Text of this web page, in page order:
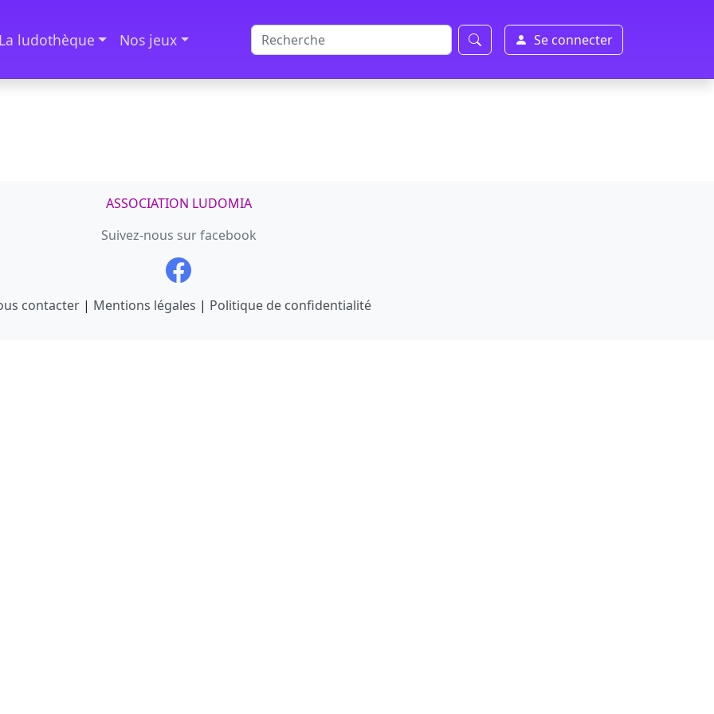
ludothèque Nos jeux Se connecter
ASSOCIATION LUDOMIA
Suivez-nous sur facebook
contacter| Mentions légales | Politique de confidentialité